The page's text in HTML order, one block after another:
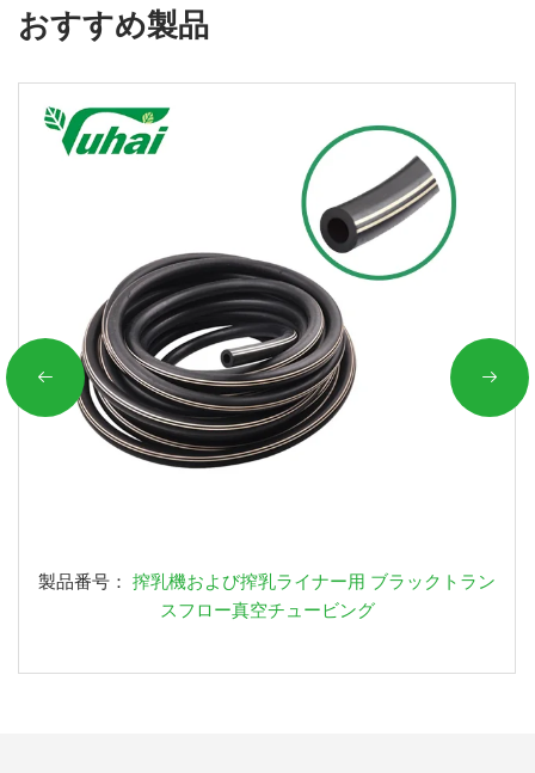
おすすめ製品
製品番号： 搾乳機および搾乳ライナー用 ブラックトラン
スフロー真空チュービング